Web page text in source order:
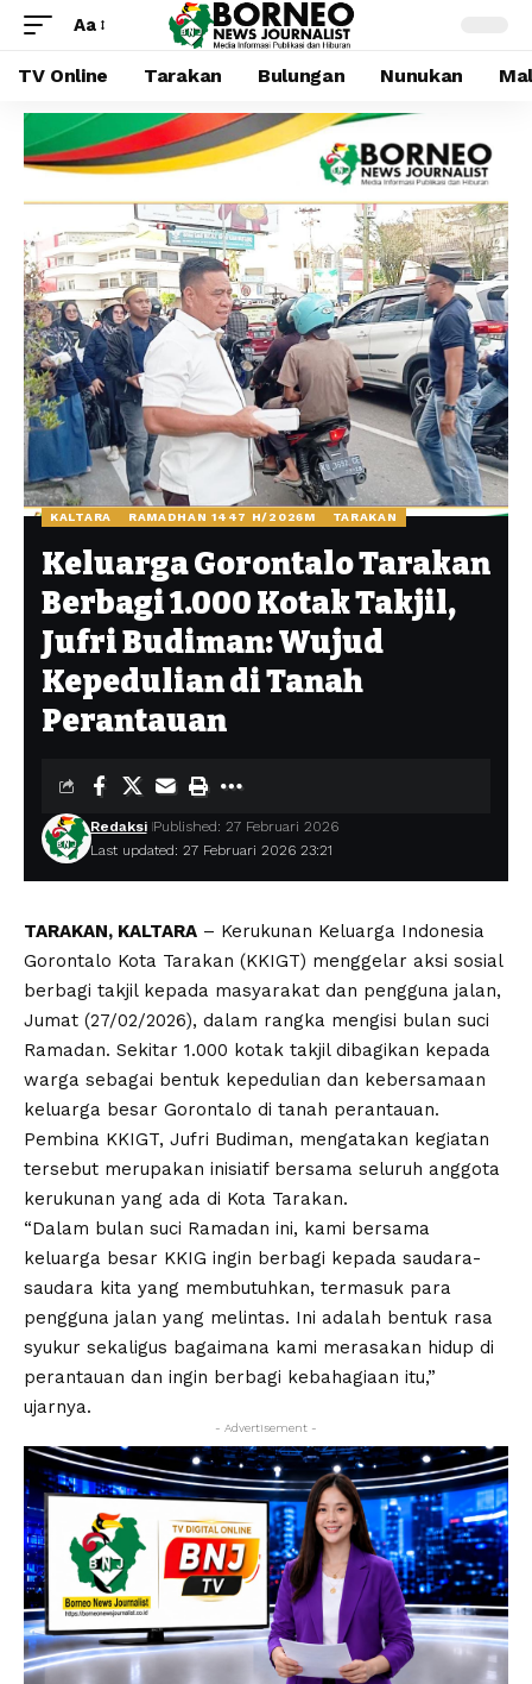
Aa
TV Online Tarakan Bulungan Nunukan
KALTARA RAMADHAN 1447 H/2026M TARAKAN
Keluarga Gorontalo Tarakan
Berbagi 1.000 Kotak Takjil,
Jufri Budiman: Wujud
Kepedulian di Tanah
Perantauan
Last updated: 27 Februari 2026 23:21
Redaksi Published: 27 Februari 2026
TARAKAN, KALTARA – Kerukunan Keluarga Indonesia
Gorontalo Kota Tarakan (KKIGT) menggelar aksi sosial
berbagi takjil kepada masyarakat dan pengguna jalan,
Jumat (27/02/2026), dalam rangka mengisi bulan suci
Ramadan. Sekitar 1.000 kotak takjil dibagikan kepada
warga sebagai bentuk kepedulian dan kebersamaan
keluarga besar Gorontalo di tanah perantauan.
Pembina KKIGT, Jufri Budiman, mengatakan kegiatan
tersebut merupakan inisiatif bersama seluruh anggota
kerukunan yang ada di Kota Tarakan.
“Dalam bulan suci Ramadan ini, kami bersama
keluarga besar KKIG ingin berbagi kepada saudara-
saudara kita yang membutuhkan, termasuk para
pengguna jalan yang melintas. Ini adalah bentuk rasa
syukur sekaligus bagaimana kami merasakan hidup di
perantauan dan ingin berbagi kebahagiaan itu,”
ujarnya.
- Advertisement -